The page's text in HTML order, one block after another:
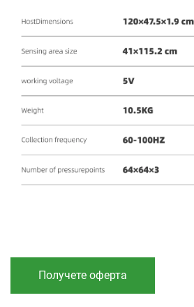
Получете оферта